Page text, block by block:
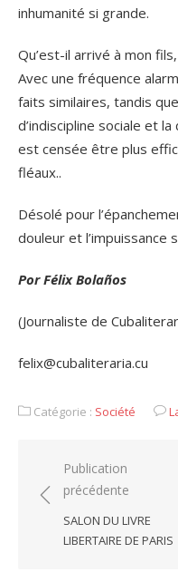
inhumanité si grande.
Qu’est-il arrivé à mon
Avec une fréquence
faits similaires, tandis
d’indiscipline sociale et
est censée être plus
fléaux..
Désolé pour
douleur et l’impuissance
Por Félix Bolaños
(Journaliste de
felix@cubaliteraria.cu
Catégorie : Société
Navigation
de
l’article
Publication
précédente
SALON DU LIVRE
LIBERTAIRE DE PARIS